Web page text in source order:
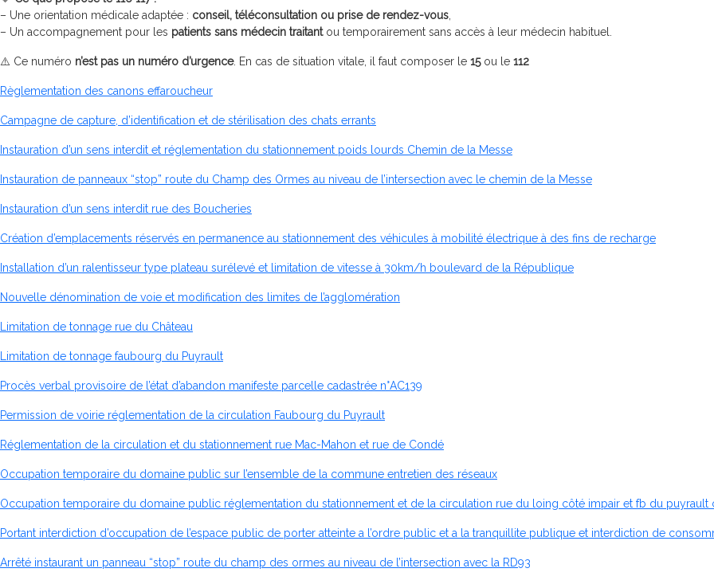
– Une orientation médicale adaptée : conseil, téléconsultation ou prise de rendez-vous
– Un accompagnement pour les patients sans médecin traitantou temporairement sans accès à leur médecin habituel.
⚠️ Ce numéro n’est pas un numéro d’urgence. En cas de situation vitale, il faut composer le 15ou le 112
Règlementation des canons effaroucheur
Campagne de capture, d’identification et de stérilisation des chats errants
Instauration d’un sens interdit et réglementation du stationnement poids lourds Chemin de la Messe
Instauration de panneaux “stop” route du Champ des Ormes au niveau de l’intersection avec le chemin de la Messe
Instauration d’un sens interdit rue des Boucheries
Création d’emplacements réservés en permanence au stationnement des véhicules à mobilité électrique à des fins de recharge
Installation d’un ralentisseur type plateau surélevé et limitation de vitesse à 30km/h boulevard de la République
Nouvelle dénomination de voie et modification des limites de l’agglomération
Limitation de tonnage rue du Château
Limitation de tonnage faubourg du Puyrault
Procès verbal provisoire de l’état d’abandon manifeste parcelle cadastrée n°AC139
Permission de voirie réglementation de la circulation Faubourg du Puyrault
Réglementation de la circulation et du stationnement rue Mac-Mahon et rue de Condé
Occupation temporaire du domaine public sur l’ensemble de la commune entretien des réseaux
Occupation temporaire du domaine public réglementation du stationnement et de la circulation rue du loing côté impair et fb du puyrault
Portant interdiction d’occupation de l’espace public de porter atteinte a l’ordre public et a la tranquillite publique et interdiction de
Arrêté instaurant un panneau “stop” route du champ des ormes au niveau de l’intersection avec la RD93